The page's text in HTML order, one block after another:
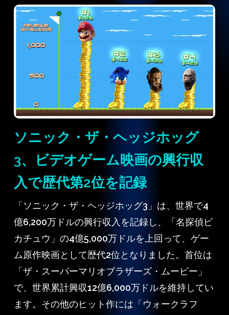
ソニック・ザ・ヘッジホッグ
3、ビデオゲーム映画の興行収
入で歴代第2位を記録
「ソニック・ザ・ヘッジホッグ3」は、世界で4
億6,200万ドルの興行収入を記録し、「名探偵ピ
カチュウ」の4億5,000万ドルを上回って、ゲー
ム原作映画として歴代2位となりました。首位は
「ザ・スーパーマリオブラザーズ・ムービー」
で、世界累計興収12億6,000万ドルを維持してい
ます。その他のヒット作には「ウォークラフ